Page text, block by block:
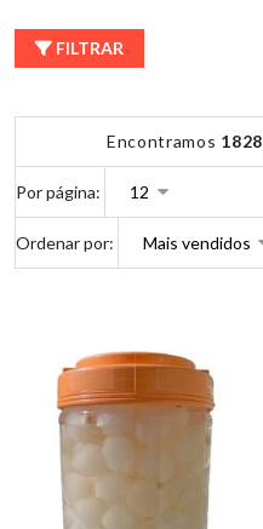
FILTRAR
Encontramos 1828
Por página:
Ordenar por: